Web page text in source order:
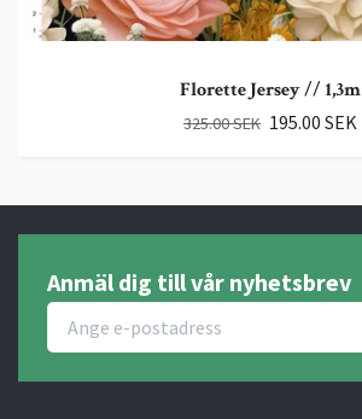
Florette Jersey // 1,3m
325.00 SEK 195.00 SEK
Anmäl dig till vår nyhetsbrev